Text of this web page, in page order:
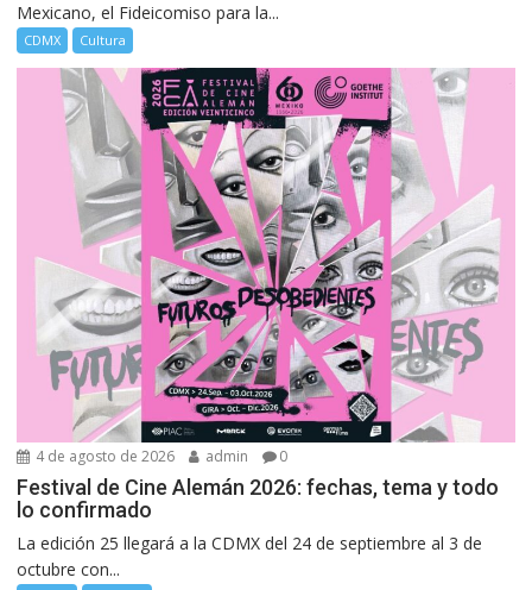
Mexicano, el Fideicomiso para la...
CDMX Cultura
4 de agosto de 2026 admin 0
Festival de Cine Alemán 2026: fechas, tema y todo
lo confirmado
La edición 25 llegará a la CDMX del 24 de septiembre al 3 de
octubre con...